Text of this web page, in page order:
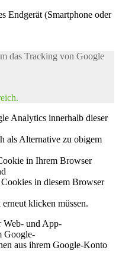
Endgerät (Smartphone oder
das Tracking von Google
Analytics innerhalb dieser
als Alternative zu obigem
in Ihrem Browser
in diesem Browser
klicken müssen.
Web- und App-
Google-
aus ihrem Google-Konto